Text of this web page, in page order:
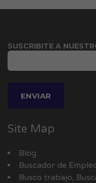
SUSCRIBITE A
Site Map
Blog
Buscador de
Busco trabajo,